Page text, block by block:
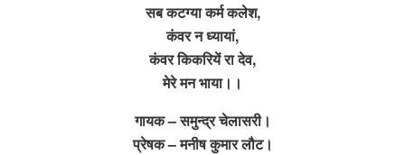
सब कटग्या कर्म कलेश,
कंवर न ध्यायां,
कंवर किकरियें रा देव,
मेरे मन भाया।।
गायक – समुन्द्र चेलासरी।
प्रेषक – मनीष कुमार लौट।